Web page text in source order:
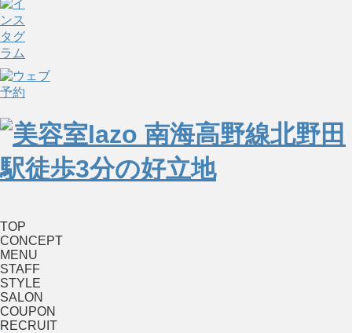
TOP
CONCEPT
MENU
STAFF
STYLE
SALON
COUPON
RECRUIT